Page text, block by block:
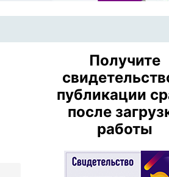
Получите
публикации
после
работы